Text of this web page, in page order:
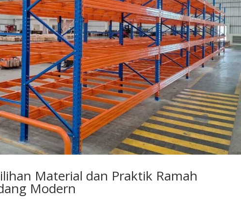
Material dan Praktik Ramah
Modern